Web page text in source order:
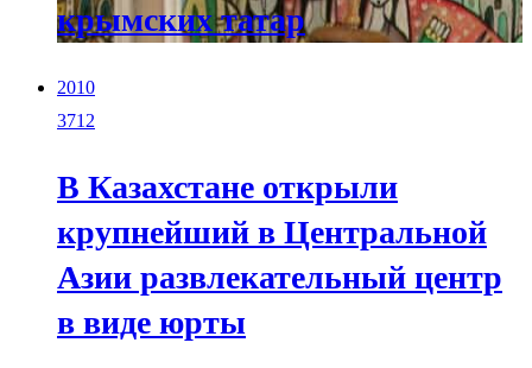
крымских татар
2010
3712
В Казахстане открыли
крупнейший в Центральной
Азии развлекательный центр
в виде юрты